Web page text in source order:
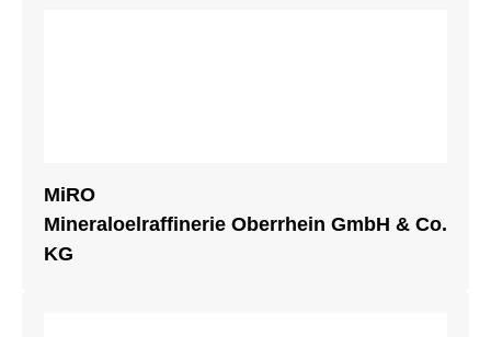
MiRO
Mineraloelraffinerie Oberrhein GmbH & Co.
KG